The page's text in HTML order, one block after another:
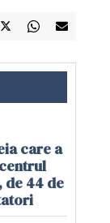
care a
de 44 de